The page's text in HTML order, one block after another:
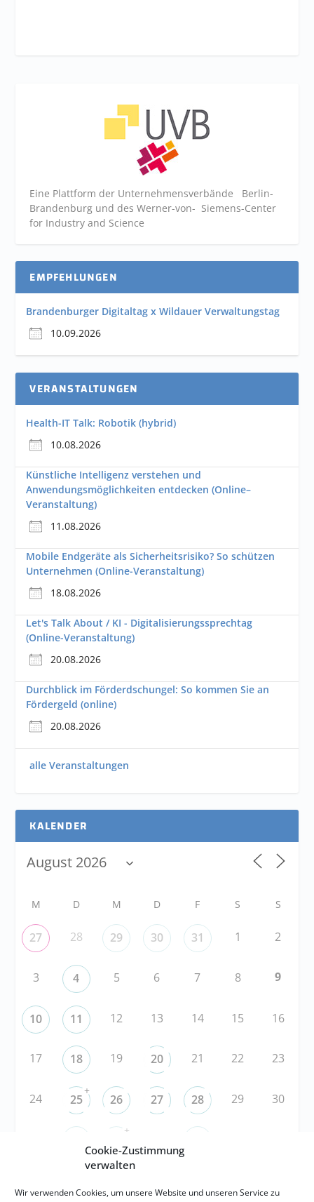
Cookie-Zustimmung
verwalten
Wir verwenden Cookies, um unsere Website und unseren Service zu
Eine Plattform der Unternehmensverbände Berlin-
Brandenburg und des Werner-von- Siemens-Center
for Industry and Science
EMPFEHLUNGEN
Brandenburger Digitaltag x Wildauer Verwaltungstag
10.09.2026
VERANSTALTUNGEN
Health-IT Talk: Robotik (hybrid)
10.08.2026
Künstliche Intelligenz verstehen und
Anwendungsmöglichkeiten entdecken (Online–
Veranstaltung)
11.08.2026
Mobile Endgeräte als Sicherheitsrisiko? So schützen
Unternehmen (Online-Veranstaltung)
18.08.2026
Let's Talk About / KI - Digitalisierungssprechtag
(Online-Veranstaltung)
20.08.2026
Durchblick im Förderdschungel: So kommen Sie an
Fördergeld (online)
20.08.2026
alle Veranstaltungen
KALENDER
M D M D F S S
27 28 29 30 31 1 2
3 4 5 6 7 8 9
10 11 12 13 14 15 16
17 18 19 20 21 22 23
24 25
+
26 27 28 29 30
+
RSS